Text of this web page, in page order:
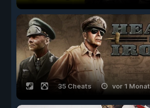
35 Cheats vor 1 Monat